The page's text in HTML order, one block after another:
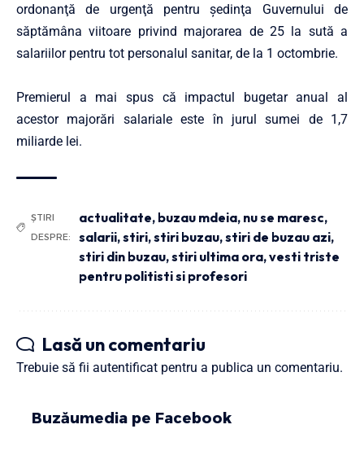
ordonanţă de urgenţă pentru şedinţa Guvernului de
săptămâna viitoare privind majorarea de 25 la sută a
salariilor pentru tot personalul sanitar, de la 1 octombrie.
Premierul a mai spus că impactul bugetar anual al
acestor majorări salariale este în jurul sumei de 1,7
miliarde lei.
ȘTIRI
DESPRE:
actualitate, buzau mdeia, nu se maresc,
salarii,stiri,stiri buzau,stiri de buzau azi,
stiri din buzau,stiri ultima ora,vesti triste
pentru politisti si profesori
Lasă un comentariu
Trebuie să fii autentificat pentru a publica un comentariu.
Buzăumedia pe Facebook